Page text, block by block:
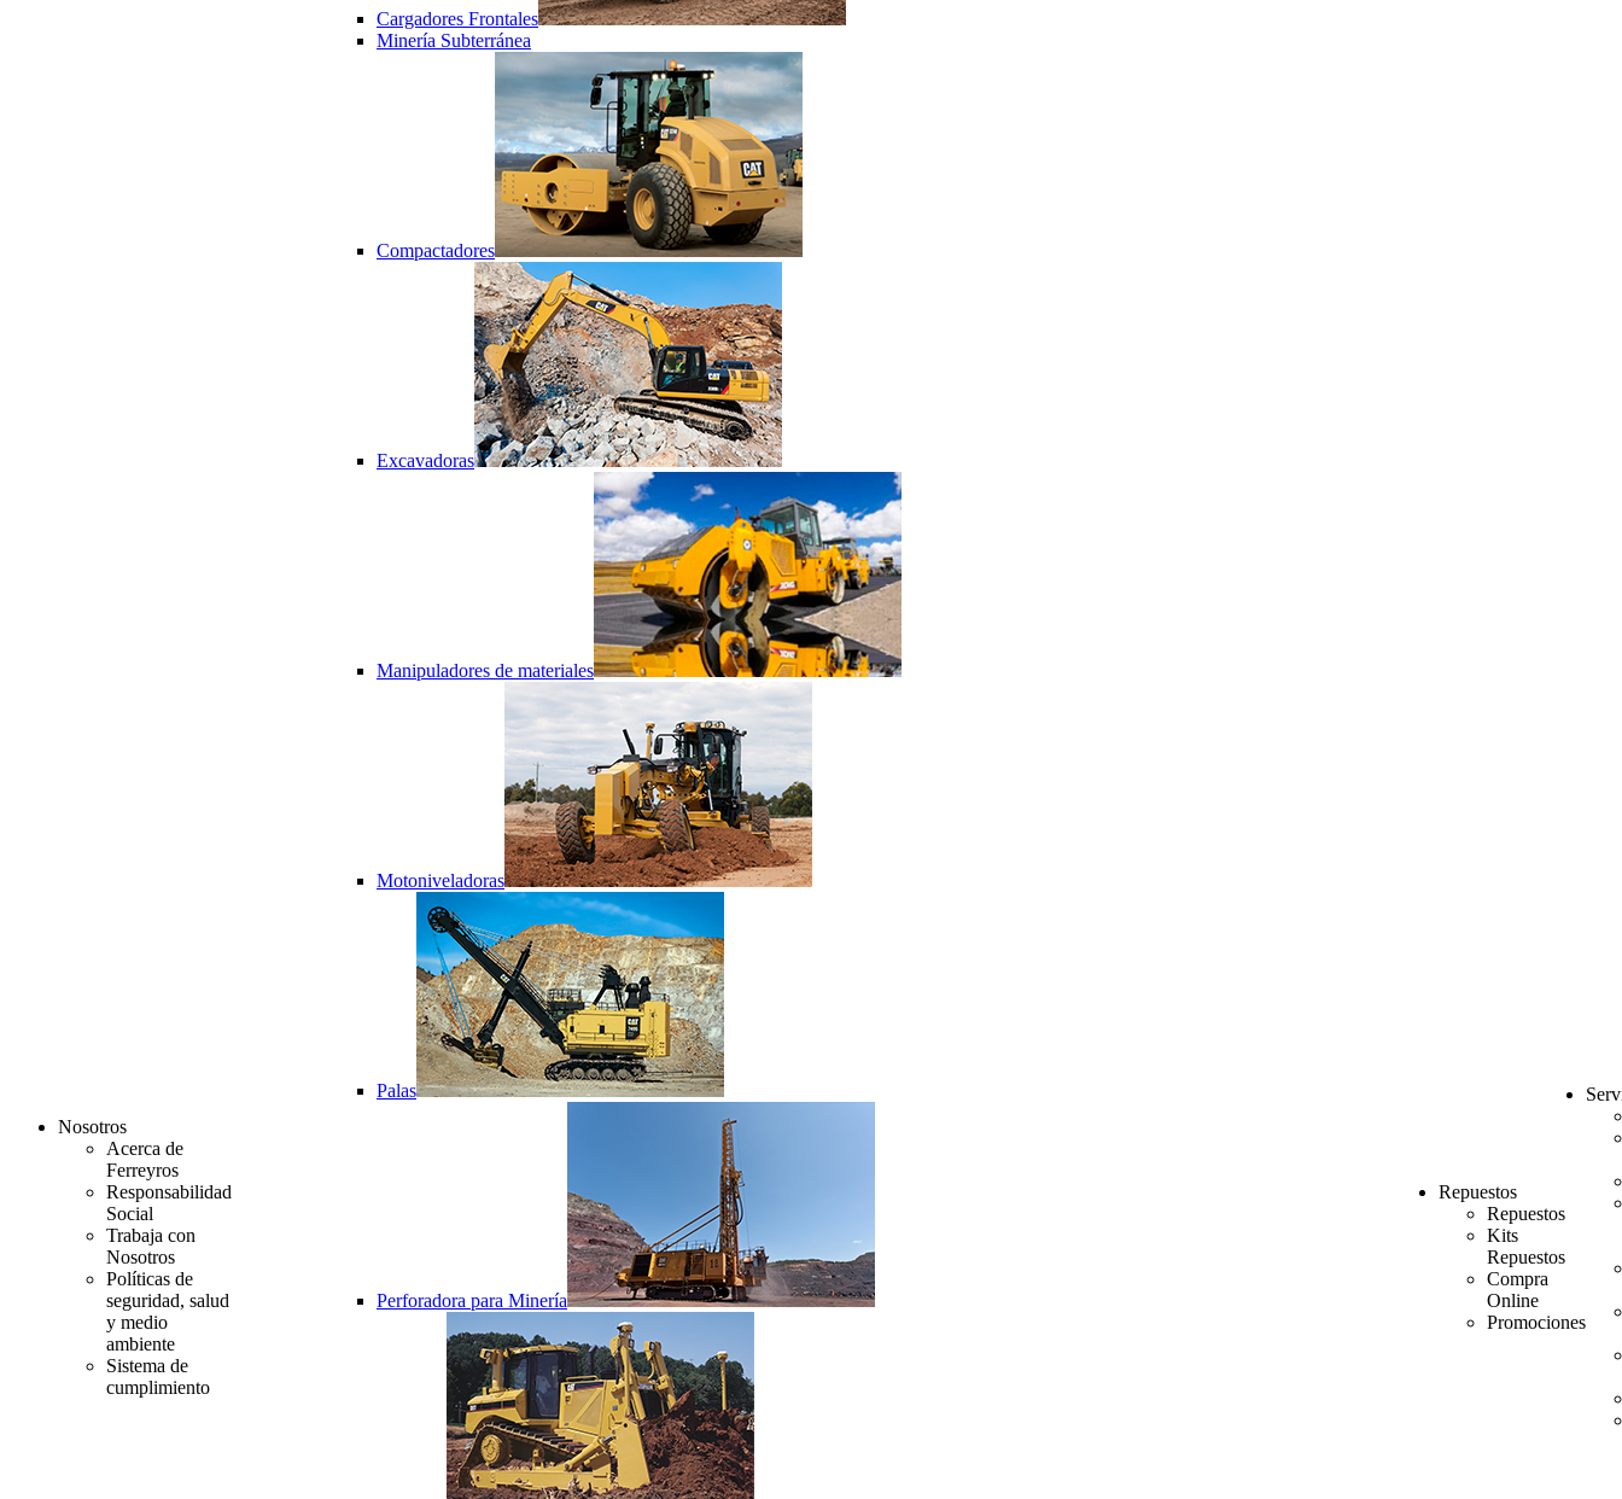
Nosotros
Acerca de
Ferreyros
Responsabilidad
Social
Trabaja con
Nosotros
Políticas de
seguridad, salud
y medio
ambiente
Sistema de
cumplimiento
Cargadores Frontales
Minería Subterránea
Compactadores
Excavadoras
Manipuladores de materiales
Motoniveladoras
Palas
Perforadora para Minería
Repuestos
Repuestos
Kits
Repuestos
Compra
Online
Promociones